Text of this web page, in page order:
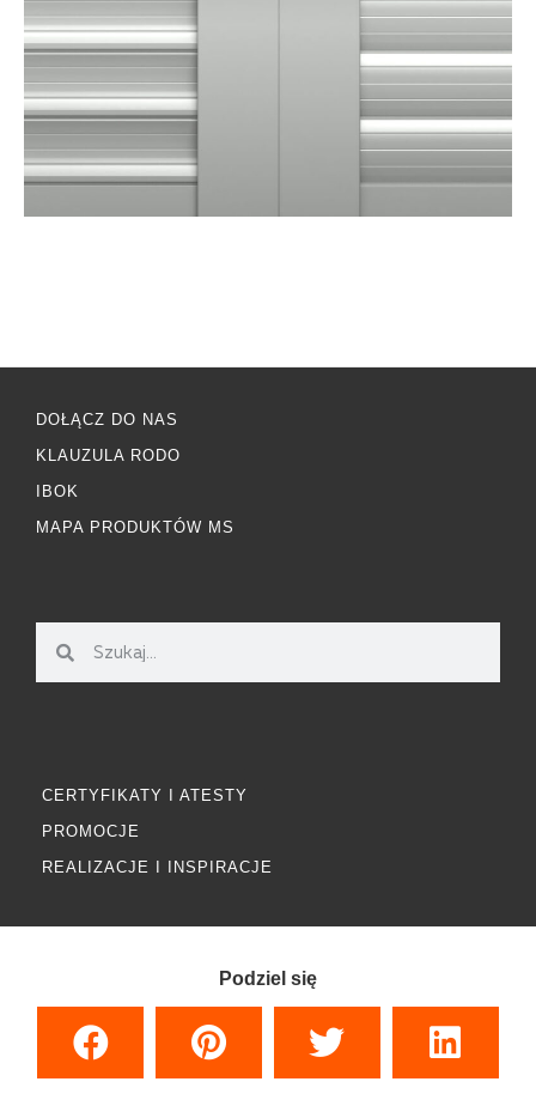
DOŁĄCZ DO NAS
KLAUZULA RODO
IBOK
MAPA PRODUKTÓW MS
CERTYFIKATY I ATESTY
PROMOCJE
REALIZACJE I INSPIRACJE
Podziel się